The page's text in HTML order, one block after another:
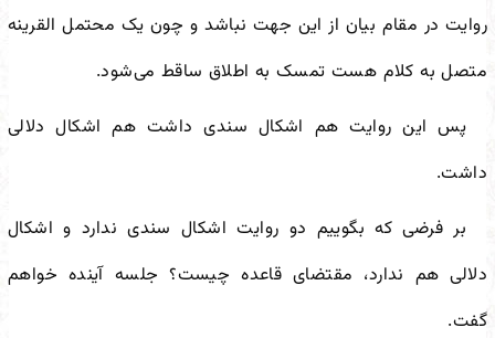
روایت در مقام بیان از این جهت نباشد و چون یک محتمل القرینه
متصل به کلام هست تمسک به اطلاق ساقط می‌شود.
پس این روایت هم اشکال سندی داشت هم اشکال دلالی
داشت.
بر فرضی که بگوییم دو روایت اشکال سندی ندارد و اشکال
دلالی هم ندارد، مقتضای قاعده چیست؟ جلسه آینده خواهم
گفت.